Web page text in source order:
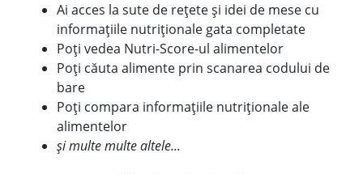
Ai acces la sute de rețete și idei de mese cu
informațiile nutriționale gata completate
Poți vedea Nutri-Score-ul alimentelor
Poți căuta alimente prin scanarea codului de
bare
Poți compara informațiile nutriționale ale
alimentelor
și multe multe altele...